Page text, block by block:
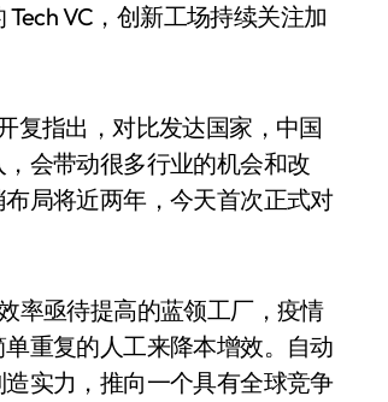
VC，创新工场持续关注加
复指出，对比发达国家，中国
会带动很多行业的机会和改
局将近两年，今天首次正式对
率亟待提高的蓝领工厂，疫情
重复的人工来降本增效。自动
实力，推向一个具有全球竞争